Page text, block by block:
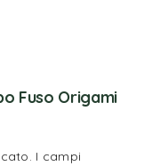
Fuso Origami
I campi